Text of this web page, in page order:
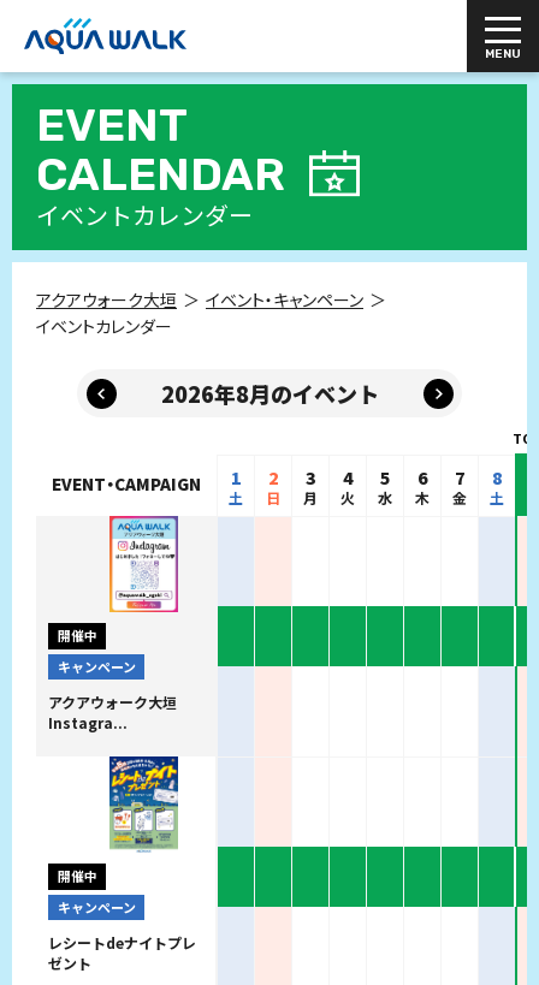
EVENT
CALENDAR
イベントカレンダー
アクアウォーク大垣
イベント・キャンペーン
イベントカレンダー
2026年8月のイベント
EVENT・CAMPAIGN
開催中
キャンペーン
アクアウォーク大垣
Instagra...
開催中
キャンペーン
レシートdeナイトプレ
ゼント
1
土
2
日
3
月
4
火
5
水
6
木
7
金
8
土